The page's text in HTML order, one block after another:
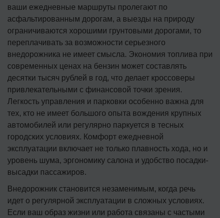
ваши ежедневные маршруты пролегают по
асфальтированным дорогам, а выезды на природу
ограничиваются хорошими грунтовыми дорогами, то
переплачивать за возможности серьезного
внедорожника не имеет смысла. Экономия топлива при
современных ценах на бензин может составлять
десятки тысяч рублей в год, что делает кроссоверы
привлекательными с финансовой точки зрения.
Легкость управления и парковки особенно важна для
тех, кто не имеет большого опыта вождения крупных
автомобилей или регулярно паркуется в тесных
городских условиях. Комфорт ежедневной
эксплуатации включает не только плавность хода, но и
уровень шума, эргономику салона и удобство посадки-
высадки пассажиров.
Внедорожник становится незаменимым, когда речь
идет о регулярной эксплуатации в сложных условиях.
Если ваш образ жизни или работа связаны с частыми